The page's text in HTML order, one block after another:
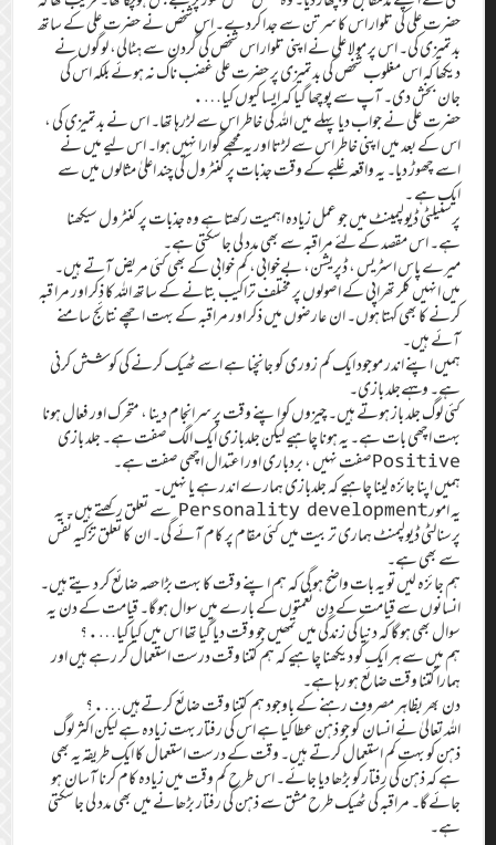
حضرت علی کی تلوار اس کا سر تن سے جدا کردے۔ اس شخص نے حضرت علی کے ساتھ
بدتمیزی کی۔ اس پر مولا علی نے اپنی تلوار اس شخص کی گردن سے ہٹالی، لوگوں نے
دیکھا کہ اس مغلوب شخص کی بدتمیزی پر حضرت علی غضب ناک نہ ہوئے بلکہ اس کی
جان بخش دی۔ آپ سے پوچھا گیا کہ ایسا کیوں کیا….
حضرت علی نے جواب دیا پہلے میں اللہ کی خاطر اس سے لڑرہا تھا۔ اس نے بدتمیزی کی ،
اس کے بعد میں اپنی خاطر اس سے لڑتا اور یہ مجھے گوارا نہیں ہوا۔ اس لیے میں نے
اسے چھوڑ دیا۔ یہ واقعہ غلبے کے وقت جذبات پر کنٹرول کی چند اعلیٰ مثالوں میں سے
ایک ہے ۔
پرسنیلٹی ڈیولپمینٹ میں جو عمل زیادہ اہمیت رکھتا ہے وہ جذبات پر کنٹرول سیکھنا
ہے۔ اس مقصد کے لئے مراقبہ سے بھی مدد لی جاسکتی ہے۔
میرے پاس اسٹریس ، ڈپریشن، بےخوابی، کم خوابی کے بھی کئی مریض آتے ہیں۔
میں انہیں کلر تھراپی کے اصولوں پر مختلف تراکیب بتانے کے ساتھ اللہ کا ذکر اور مرا قبہ
کرنے کا بھی کہتا ہوں۔ ان عارضوں میں ذکر اور مراقبہ کے بہت اچھےنتائج سامنے
آئے ہیں۔
ہمیں اپنے اندر موجود ایک کم زوری کو جانچنا ہے اسے ٹھیک کرنے کی کوشش کرنی
ہے۔ وہہےجلد بازی۔
کئی لوگ جلد باز ہوتے ہیں۔ چیزوں کو اپنے وقت پر سرانجام دینا ، متحرک اور فعال ہونا
بہت اچھی بات ہے۔ یہ ہونا چاہیے لیکن جلدبازی ایک الگ صفت ہے۔ جلد بازی
Positiveصفت نہیں ، بردباری اور اعتدال اچھی صفت ہے۔
ہمیں اپنا جائزہ لینا چاہیے کہ جلدبازی ہمارے اندر ہے یا نہیں۔
یہ امورPersonality development سے تعلق رکھتے ہیں۔ یہ
پرسنالٹی ڈیولپمنٹ ہماری تربیت میں کئی مقام پر کام آئے گی۔ ان کا تعلق تزکیہ نفس
سے بھی ہے۔
ہم جا ئزہ لیں تو یہ بات واضح ہو گی کہ ہم اپنے وقت کا بہت بڑا حصہ ضا ئع کر دیتے ہیں۔
انسانوں سے قیامت کے دن نعمتوں کے بارے میں سوال ہو گا۔ قیامت کے دن یہ
سوال بھی ہو گا کہ دنیا کی زندگی میں تمھیں جو وقت دیا گیا تھا اس میں کیا کیا….؟
ہم میں سے ہر ایک کو دیکھنا چا ہیے کہ ہم کتنا وقت درست استعمال کر رہے ہیں اور
ہمارا کتنا وقت ضا ئع ہو رہا ہے۔
دن بھر بظاہر مصروف رہنے کے باوجود ہم کتنا وقت ضائع کرتےہیں….؟
اللہ تعالیٰ نے انسان کو جو ذہن عطا کیا ہے اس کی رفتار بہت زیادہ ہے لیکن اکثر لوگ
ذہن کو بہت کم استعمال کرتے ہیں۔ وقت کے درست استعمال کا ایک طریقہ یہ بھی
ہے کہ ذہن کی رفتار کو بڑھا دیا جائے۔ اس طرح کم وقت میں زیادہ کام کرنا آسان ہو
جائے گا۔ مراقبہ کی ٹھیک طرح مشق سے ذہن کی رفتار بڑھانے میں بھی مدد لی جاسکتی
ہے۔